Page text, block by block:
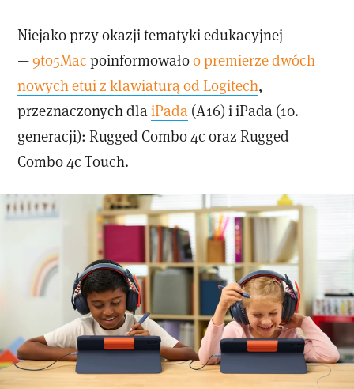
Niejako przy okazji tematyki edukacyjnej
—9to5Mac poinformowałoo premierze dwóch
nowych etui z klawiaturą od Logitech,
przeznaczonych dlaiPada (A16) i iPada (10.
generacji): Rugged Combo 4c oraz Rugged
Combo 4c Touch.